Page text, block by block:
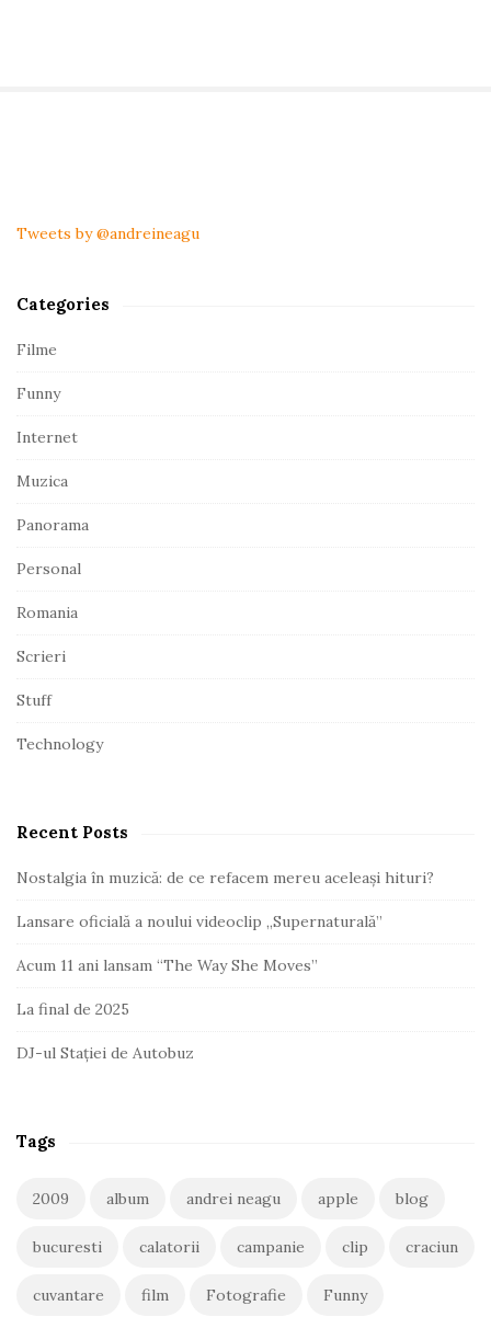
i
b
a
Tweets by @andreineagu
Categories
Filme
Funny
Internet
Muzica
Panorama
Personal
Romania
Scrieri
Stuff
Technology
Recent Posts
Nostalgia în muzică: de ce refacem mereu aceleași hituri?
Lansare oficială a noului videoclip „Supernaturală”
Acum 11 ani lansam “The Way She Moves”
La final de 2025
DJ-ul Stației de Autobuz
Tags
2009 album andrei neagu apple blog
bucuresti calatorii campanie clip craciun
cuvantare film Fotografie Funny